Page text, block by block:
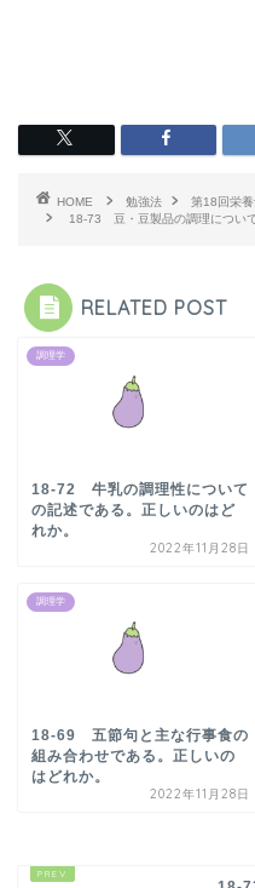
HOME 勉強法 第18回栄
18-73 豆・豆製品の調理につい
RELATED POST
調理学
18-72 牛乳の調理性について
の記述である。正しいのはど
れか。
2022年11月28日
調理学
18-69 五節句と主な行事食の
組み合わせである。正しいの
はどれか。
2022年11月28日